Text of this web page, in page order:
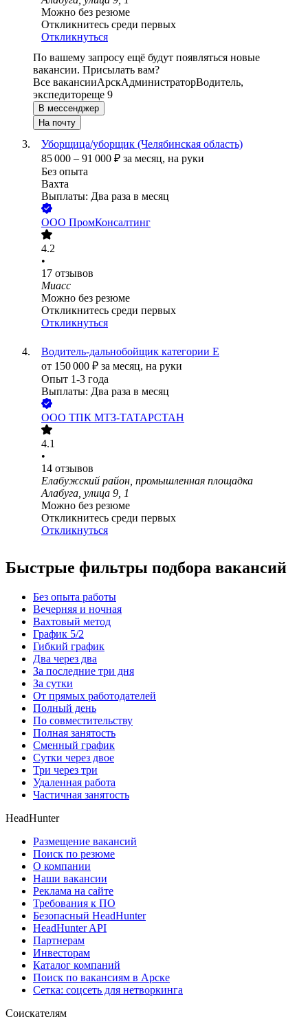
Можно без резюме
Откликнитесь среди первых
Откликнуться
По вашему запросу ещё будут появляться новые
вакансии. Присылать вам?
Все вакансииАрскАдминистраторВодитель,
экспедитореще 9
В мессенджер
На почту
Уборщица/уборщик (Челябинская область)
85 000 – 91 000 ₽ за месяц, на руки
Без опыта
Вахта
Выплаты: Два раза в месяц
ООО ПромКонсалтинг
4.2
•
17 отзывов
Миасс
Можно без резюме
Откликнитесь среди первых
Откликнуться
Водитель-дальнобойщик категории Е
от 150 000 ₽ за месяц, на руки
Опыт 1-3 года
Выплаты: Два раза в месяц
ООО ТПК МТЗ-ТАТАРСТАН
4.1
•
14 отзывов
Елабужский район, промышленная площадка
Алабуга, улица 9, 1
Можно без резюме
Откликнитесь среди первых
Откликнуться
Быстрые фильтры подбора вакансий
Без опыта работы
Вечерняя и ночная
Вахтовый метод
График 5/2
Гибкий график
Два через два
За последние три дня
За сутки
От прямых работодателей
Полный день
По совместительству
Полная занятость
Сменный график
Сутки через двое
Три через три
Удаленная работа
Частичная занятость
HeadHunter
Размещение вакансий
Поиск по резюме
О компании
Наши вакансии
Реклама на сайте
Требования к ПО
Безопасный HeadHunter
HeadHunter API
Партнерам
Инвесторам
Каталог компаний
Поиск по вакансиям в Арске
Сетка: соцсеть для нетворкинга
Соискателям